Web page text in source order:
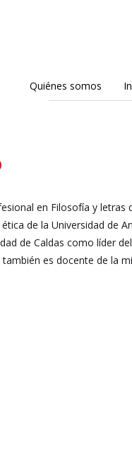
Quiénes somos
en Filosofía y letras
de la Universidad de
de Caldas como líder
es docente de la